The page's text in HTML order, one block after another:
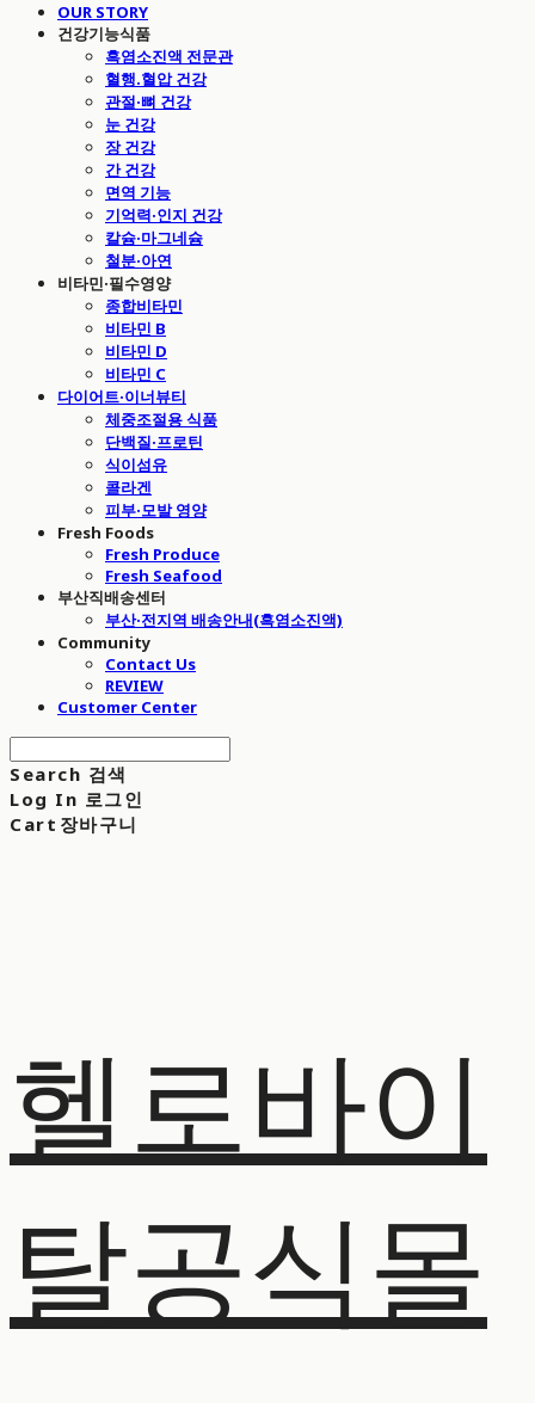
OUR STORY
건강기능식품
흑염소진액 전문관
혈행.혈압 건강
관절·뼈 건강
눈 건강
장 건강
간 건강
면역 기능
기억력·인지 건강
칼슘·마그네슘
철분·아연
비타민·필수영양
종합비타민
비타민 B
비타민 D
비타민 C
다이어트·이너뷰티
체중조절용 식품
단백질·프로틴
식이섬유
콜라겐
피부·모발 영양
Fresh Foods
Fresh Produce
Fresh Seafood
부산직배송센터
부산·전지역 배송안내(흑염소진액)
Community
Contact Us
REVIEW
Customer Center
Search 검색
Log In 로그인
Cart 장바구니
헬로바이
탈공식몰